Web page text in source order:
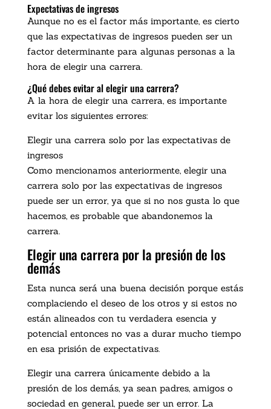
Expectativas de ingresos
Aunque no es el factor más importante, es cierto
que las expectativas de ingresos pueden ser un
factor determinante para algunas personas a la
hora de elegir una carrera.
¿Qué debes evitar al elegir una carrera?
A la hora de elegir una carrera, es importante
evitar los siguientes errores:
Elegir una carrera solo por las expectativas de
ingresos
Como mencionamos anteriormente, elegir una
carrera solo por las expectativas de ingresos
puede ser un error, ya que si no nos gusta lo que
hacemos, es probable que abandonemos la
carrera.
Elegir una carrera por la presión de los
demás
Esta nunca será una buena decisión porque estás
complaciendo el deseo de los otros y si estos no
están alineados con tu verdadera esencia y
potencial entonces no vas a durar mucho tiempo
en esa prisión de expectativas.
Elegir una carrera únicamente debido a la
presión de los demás, ya sean padres, amigos o
sociedad en general, puede ser un error. La